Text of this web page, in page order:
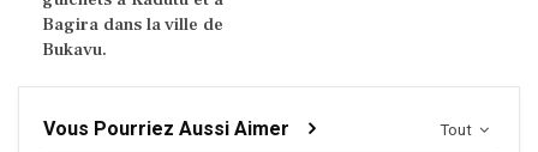
Bagira dans la ville de
Bukavu.
Tout
Vous Pourriez Aussi Aimer